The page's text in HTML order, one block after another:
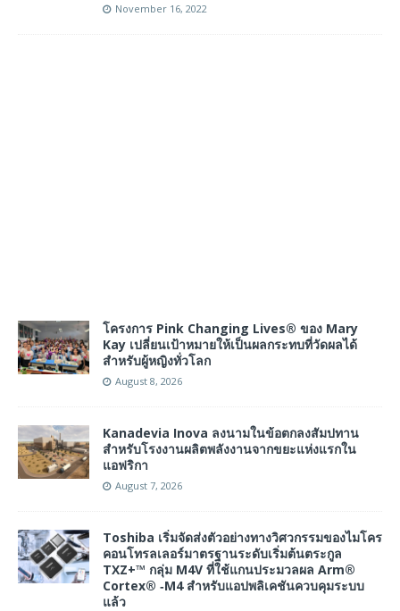
November 16, 2022
โครงการ Pink Changing Lives® ของ Mary
Kay เปลี่ยนเป้าหมายให้เป็นผลกระทบที่วัดผลได้
สำหรับผู้หญิงทั่วโลก
August 8, 2026
Kanadevia Inova ลงนามในข้อตกลงสัมปทาน
สำหรับโรงงานผลิตพลังงานจากขยะแห่งแรกใน
แอฟริกา
August 7, 2026
Toshiba เริ่มจัดส่งตัวอย่างทางวิศวกรรมของไมโคร
คอนโทรลเลอร์มาตรฐานระดับเริ่มต้นตระกูล
TXZ+™ กลุ่ม M4V ที่ใช้แกนประมวลผล Arm®
Cortex® ‑M4 สำหรับแอปพลิเคชันควบคุมระบบ
แล้ว